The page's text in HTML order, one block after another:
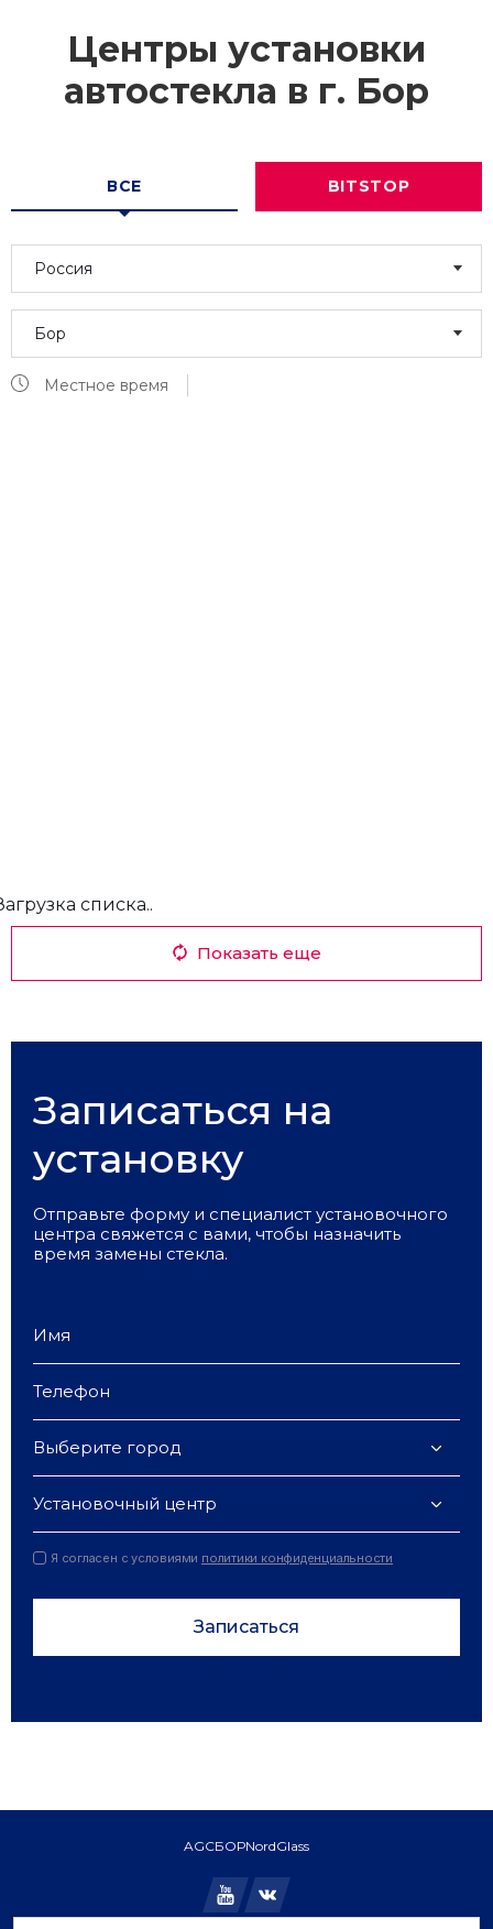
Центры установки
автостекла в г. Бор
ВСЕ BITSTOP
Россия
Бор
Местное время
списка..
Показать еще
Записаться на
установку
Отправьте форму и специалист установочного
центра свяжется с вами, чтобы назначить
время замены стекла.
Выберите город
Установочный центр
Я согласен с условиями политики конфиденциальности
Записаться
AGCБОРNordGlass